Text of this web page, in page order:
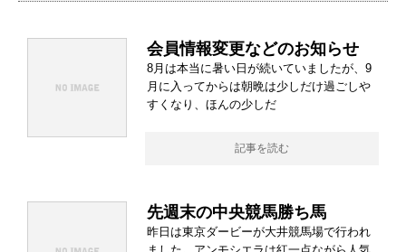
会員情報変更などのお知らせ
8月は本当に暑い日が続いていましたが、9
月に入ってからは朝晩は少しだけ過ごしや
すくなり、ほんの少しだ
記事を読む
先週末の中央競馬勝ち馬
昨日は東京ダービーが大井競馬場で行われ